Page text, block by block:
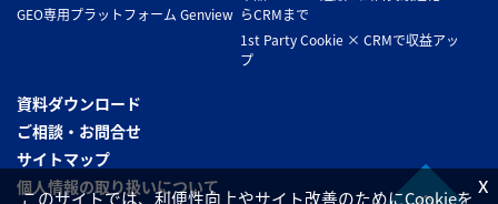
GEO専用プラットフォーム Genview らCRMまで
1st Party Cookie × CRMで収益アッ
プ
資料ダウンロード
ご相談・お問合せ
サイトマップ
個人情報の取り扱いについて
このサイトでは、利便性向上やサイト改善のためにCookieを x